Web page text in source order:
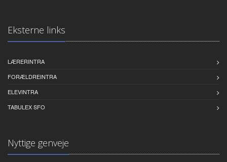
Eksterne links
LÆRERINTRA
FORÆLDREINTRA
ELEVINTRA
TABULEX SFO
Nyttige genveje